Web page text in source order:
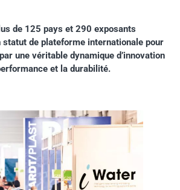
de 125 pays et 290 exposants
de plateforme internationale pour
une véritable dynamique d’innovation
et la durabilité.